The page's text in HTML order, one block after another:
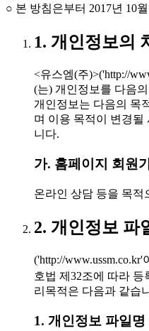
○ 본 방침은부터 2017년 10
1. 개인정보의
<유스엠(주)>('http://
(는) 개인정보를 다음
개인정보는 다음의 목
며 이용 목적이 변경될
니다.
가. 홈페이지 회원
온라인 상담 등을 목적
2. 개인정보 파
('http://
호법 제32조에 따라 등
리목적은 다음과 같습
1. 개인정보 파일